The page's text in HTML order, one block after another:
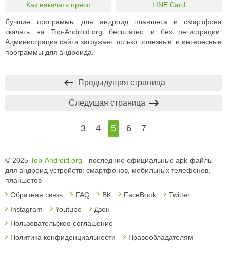
Как накачать пресс LINE Card
Лучшие программы для андроид планшета и смартфона
скачать на Top-Android.org бесплатно и без регистрации.
Администрация сайта загружает только полезные и интересные
программы для андроида.
Предыдущая страница
3 4 5 6 7
Следущая страница
© 2025 Top-Android.org - последние официальные apk файлы
для андроид устройств: смартфонов, мобильных телефонов,
планшетов
Обратная связь
FAQ ВК FaceBook
Twitter
Instagram
Youtube
Дзен
Пользовательское соглашение
Политика конфиденциальности
Правообладателям